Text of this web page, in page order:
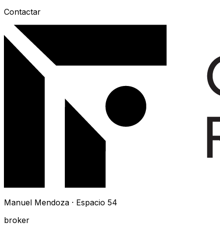
Contactar
Manuel Mendoza · Espacio 54
broker